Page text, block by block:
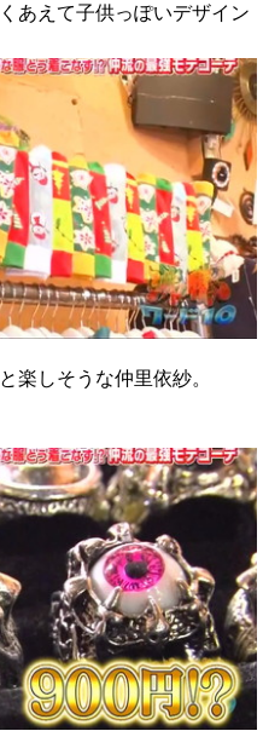
あえて子供っぽいデザイン
楽しそうな仲里依紗。